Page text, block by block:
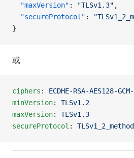
  "maxVersion"
: "TLSv1.3" ,
  "secureProtocol"
:
}
或
ciphers : ECDHE-RSA-AES128-
minVersion: TLSv1.2
maxVersion: TLSv1.3
secureProtocol : TLSv1_2_method